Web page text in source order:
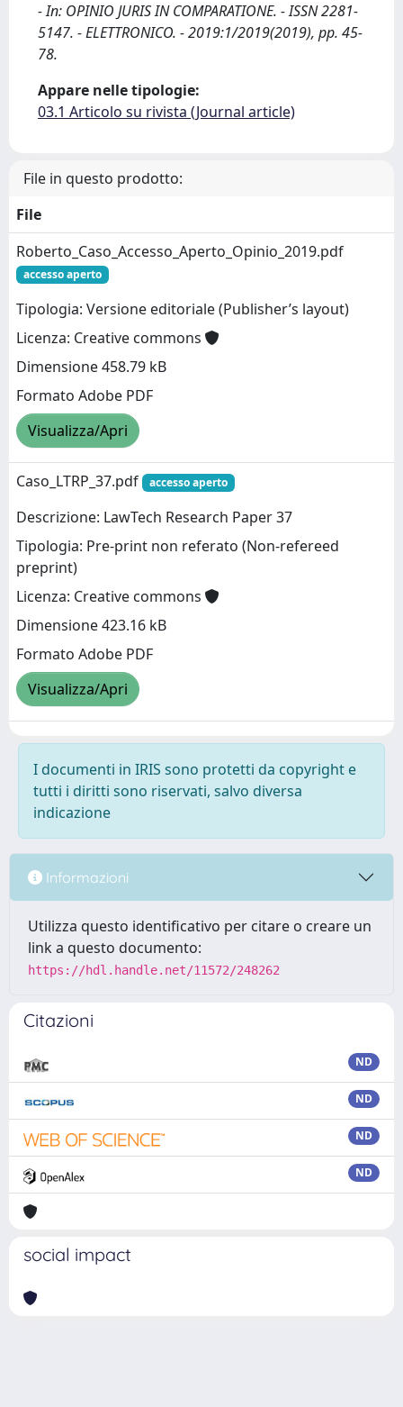
- In: OPINIO JURIS IN COMPARATIONE. - ISSN 2281-
5147. - ELETTRONICO. - 2019:1/2019(2019), pp. 45-
78.
Appare nelle tipologie:
03.1 Articolo su rivista (Journal article)
File in questo prodotto:
File
Roberto_Caso_Accesso_Aperto_Opinio_2019.pdf
accesso aperto
Tipologia: Versione editoriale (Publisher’s layout)
Licenza: Creative commons
Dimensione 458.79 kB
Formato Adobe PDF
Visualizza/Apri
Caso_LTRP_37.pdf accesso aperto
Descrizione: LawTech Research Paper 37
Tipologia: Pre-print non referato (Non-refereed
preprint)
Licenza: Creative commons
Dimensione 423.16 kB
Formato Adobe PDF
Visualizza/Apri
I documenti in IRIS sono protetti da copyright e
tutti i diritti sono riservati, salvo diversa
indicazione
Informazioni
Utilizza questo identificativo per citare o creare un
link a questo documento:
https://hdl.handle.net/11572/248262
Citazioni
ND
ND
ND
ND
social impact